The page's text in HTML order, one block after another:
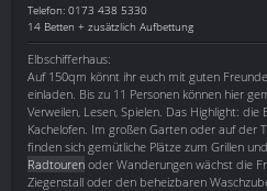
Telefon: 0173 438 5330
14 Betten + zusätzlich Aufbettung
Elbschifferhaus:
Auf 150qm könnt ihr euch mit guten
einladen. Bis zu 11 Personen können hier
Verweilen, Lesen, Spielen. Das Highlight:
Kachelofen. Im großen Garten oder auf der
finden sich gemütliche Plätze zum Grillen
Radtouren oder Wanderungen wächst die
Ziegenstall oder den beheizbaren